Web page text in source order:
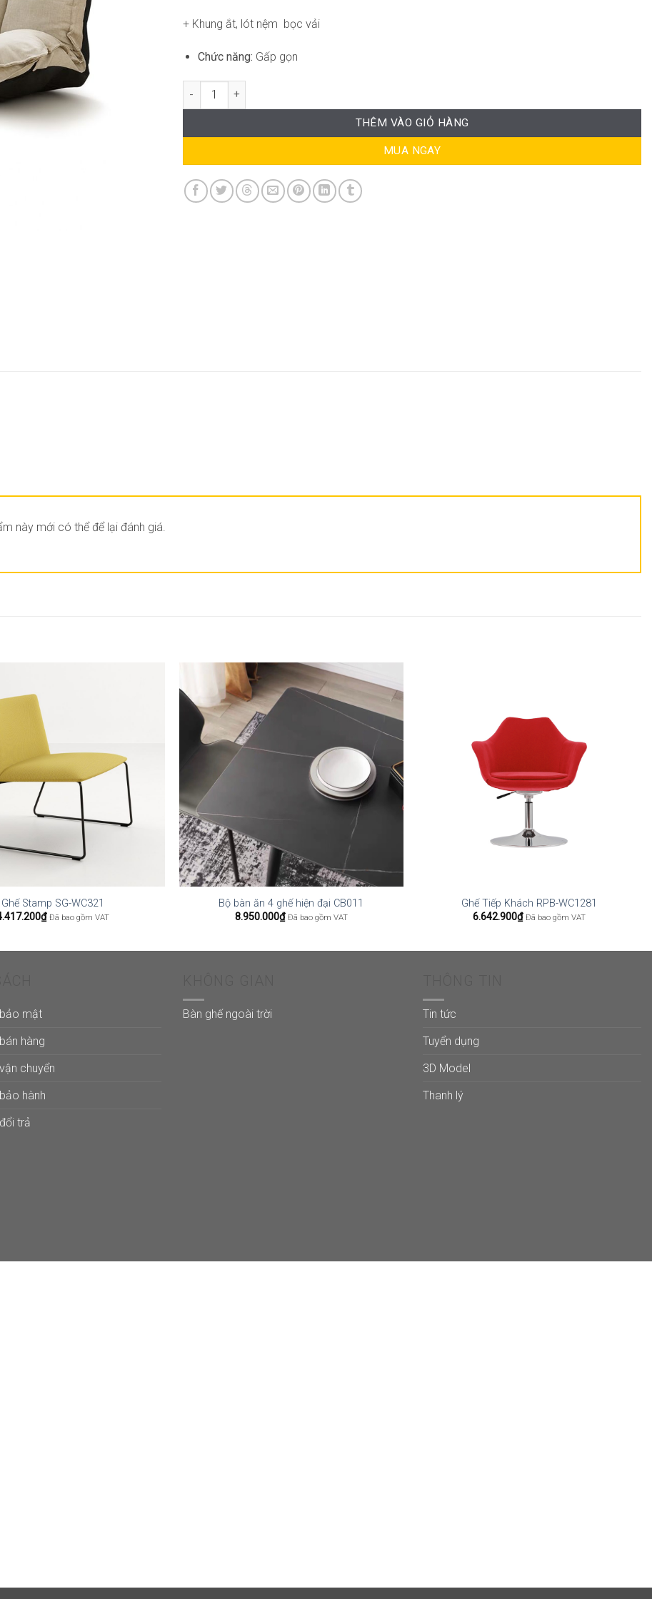
+ Khung ắt, lót nệm bọc vải
Chức năng: Gấp gọn
Ghế Lười Thư Giãn AK-WC238 số lượng
THÊM VÀO GIỎ HÀNG
MUA NGAY
này mới có thể để lại đánh giá.
Ghế Stamp SG-WC321
₫ Đã bao gồm VAT
Bộ bàn ăn 4 ghế hiện đại CB011
8.950.000₫ Đã bao gồm VAT
Ghế Tiếp Khách RPB-WC1281
6.642.900₫ Đã bao gồm VAT
mật
hàng
chuyển
hành
trả
Bàn ghế ngoài trời
Tin tức
Tuyển dụng
3D Model
Thanh lý